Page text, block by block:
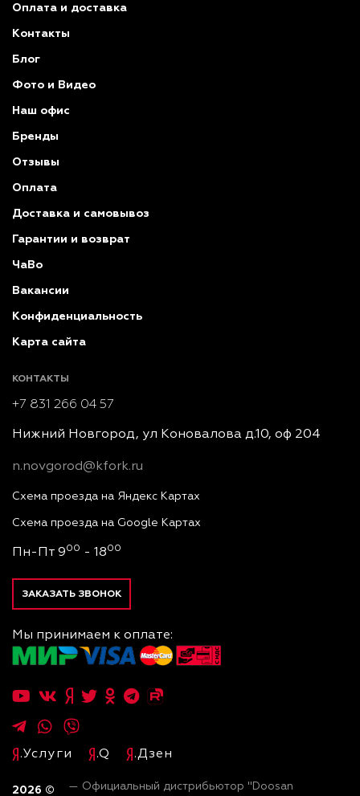
Оплата и доставка
Контакты
Блог
Фото и Видео
Наш офис
Бренды
Отзывы
Оплата
Доставка и самовывоз
Гарантии и возврат
ЧаВо
Вакансии
Конфиденциальность
Карта сайта
КОНТАКТЫ
+7 831 266 04 57
Нижний Новгород, ул Коновалова д.10, оф 204
n.novgorod@kfork.ru
Схема проезда на Яндекс Картах
Схема проезда на Google Картах
Пн-Пт 900 - 1800
ЗАКАЗАТЬ ЗВОНОК
Мы принимаем к оплате:
.Услуги .Q .Дзен
2026 © — Официальный дистрибьютор "Doosan